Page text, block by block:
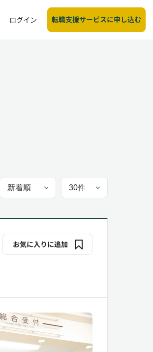
ログイン 転職支援サービスに申し込む
お気に入りに追加